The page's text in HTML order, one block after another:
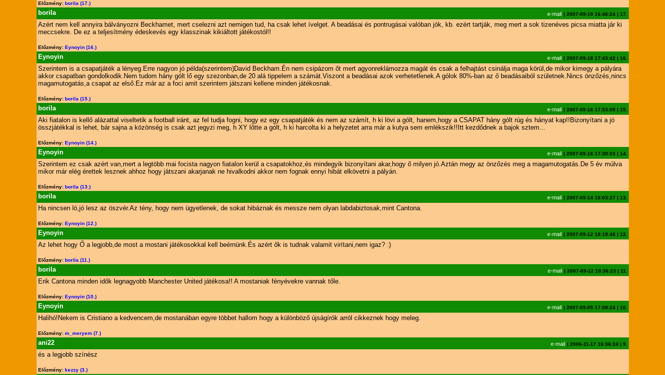
Előzmény: borila (17.)
borila e-mail | 2007-09-19 16:46:24| 17.
Azért nem kell annyira bálványozni Beckhamet, mert cselezni azt nemigen tud, ha csak lehet ívelget. A beadásai és pontrugásai valóban jók, kb. ezért tartják, meg mert a sok tizenéves picsa miatta jár ki
meccsekre. De ez a teljesítmény édeskevés egy klasszinak kikiáltott játékostól!!
Előzmény: Eynoyin (16.)
Eynoyin e-mail | 2007-09-18 17:43:42 | 16.
Szerintem is a csapatjáték a lényeg.Erre nagyon jó példa(szerintem)David Beckham.Én nem csipázom őt mert agyonreklámozza magát és csak a felhajtást csinálja maga körül,de mikor kimegy a pályára
akkor csapatban gondolkodik.Nem tudom hány gólt lő egy szezonban,de 20 alá tippelem a számát.Viszont a beadásai azok verhetetlenek.A gólok 80%-ban az ő beadásaiból születnek.Nincs önzőzés,nincs
magamutogatás,a csapat az első.Ez már az a foci amit szerintem játszani kellene minden játékosnak.
Előzmény: borila (15.)
borila e-mail | 2007-09-16 17:53:09 | 15.
Aki fiatalon is kellő alázattal viseltetik a football iránt, az fel tudja fogni, hogy ez egy csapatjáték és nem az számít, h ki lövi a gólt, hanem,hogy a CSAPAT hány gólt rúg és hányat kap!!Bizonyítani a jó
összjátékkal is lehet, bár sajna a közönség is csak azt jegyzi meg, h XY lőtte a gólt, h ki harcolta ki a helyzetet arra már a kutya sem emlékszik!!Itt kezdődnek a bajok sztem...
Előzmény: Eynoyin (14.)
Eynoyin e-mail | 2007-09-16 17:30:03 | 14.
Szerintem ez csak azért van,mert a legtöbb mai focista nagyon fiatalon kerül a csapatokhoz,és mindegyik bizonyítani akar,hogy ő milyen jó.Aztán megy az önzőzés meg a magamutogatás.De 5 év múlva
mikor már elég érettek lesznek ahhoz hogy játszani akarjanak ne hivalkodni akkor nem fognak ennyi hibát elkövetni a pályán.
Előzmény: borila (13.)
borila e-mail | 2007-09-14 18:03:27 | 13.
Ha nincsen ló,jó lesz az öszvér.Az tény, hogy nem ügyetlenek, de sokat hibáznak és messze nem olyan labdabiztosak,mint Cantona.
Előzmény: Eynoyin (12.)
Eynoyin e-mail | 2007-09-12 18:19:46 | 12.
Az lehet hogy Ő a legjobb,de most a mostani játékosokkal kell beérnünk.És azért ők is tudnak valamit virítani,nem igaz? :)
Előzmény: borila (11.)
borila e-mail | 2007-09-12 10:36:23 | 11.
Erik Cantona minden idők legnagyobb Manchester United játékosa!! A mostaniak fényévekre vannak tőle.
Előzmény: Eynoyin (10.)
Eynoyin e-mail | 2007-09-05 17:08:24| 10.
Halihó!Nekem is Cristiano a kedvencem,de mostanában egyre többet hallom hogy a különböző újságírók arról cikkeznek hogy meleg.
Előzmény: m_meryem (7.)
ani22 e-mail | 2006-11-17 16:36:24| 9.
és a legjobb színész
Előzmény: kezzy (3.)